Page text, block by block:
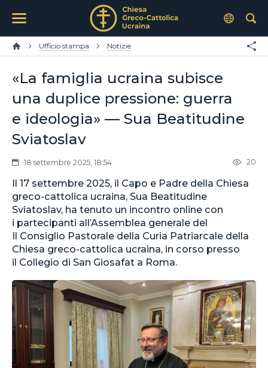
Ufficio stampa Notizie
«La famiglia ucraina subisce
una duplice pressione: guerra
e ideologia» — Sua Beatitudine
Sviatoslav
18 settembre 2025, 18:54 20
Il 17 settembre 2025, il Capo e Padre della Chiesa
greco-cattolica ucraina, Sua Beatitudine
Sviatoslav, ha tenuto un incontro online con
i partecipanti all’Assemblea generale del
Il Consiglio Pastorale della Curia Patriarcale della
Chiesa greco-cattolica ucraina, in corso presso
il Collegio di San Giosafat a Roma.